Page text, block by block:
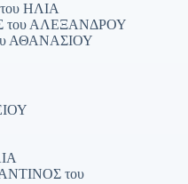
ΗΛΙΑ
ΑΛΕΞΑΝΔΡΟΥ
ΑΘΑΝΑΣΙΟΥ
του